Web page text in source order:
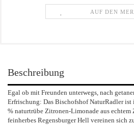
AUF DEN
Beschreibung
Egal ob mit Freunden unterwegs, nach
Erfrischung: Das Bischofshof NaturRadler
% naturtrübe Zitronen-Limonade aus
feinherbes Regensburger Hell vereinen sich